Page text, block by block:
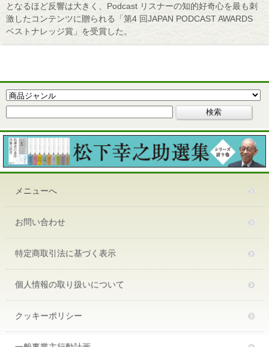
となるほど反響は大きく、Podcast リスナーの知的好奇心を最も刺
激したコンテンツに贈られる「第4 回JAPAN PODCAST AWARDS
ベストナレッジ賞」を受賞した。
メニューへ
お問い合わせ
特定商取引法に基づく表示
個人情報の取り扱いについて
クッキーポリシー